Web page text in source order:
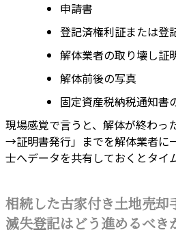
申請書
登記済権利証または登
解体業者の取り壊し証
解体前後の写真
固定資産税納税通知書
現場感覚で言うと、解体が終わ
→証明書発行」までを解体業者に
士へデータを共有しておくとタイ
相続した古家付き土地売却
滅失登記はどう進めるべき